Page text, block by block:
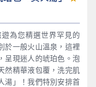
為您精選世界罕見的
於一般火山溫泉，這裡
呈現迷人的琥珀色。泡
然精華液包覆，洗完肌
湯」！我們特別安排首